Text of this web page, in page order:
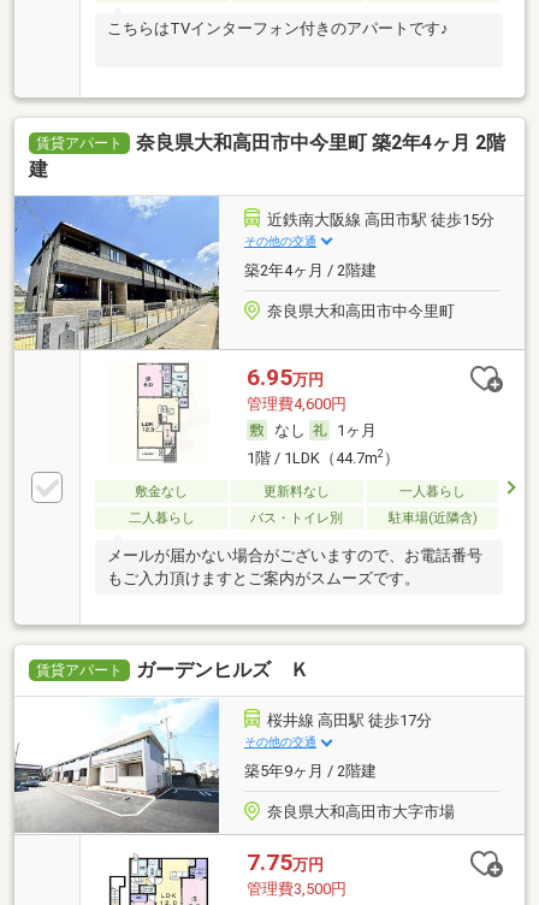
こちらはTVインターフォン付きのアパートです♪
賃貸アパート
奈良県大和高田市中今里町 築2年4ヶ月 2階
建
近鉄南大阪線 高田市駅 徒歩15分
その他の交通
築2年4ヶ月 / 2階建
奈良県大和高田市中今里町
6.95万円
管理費4,600円
なし
1ヶ月
1階 / 1LDK（44.7m2）
敷金なし 更新料なし
一人暮らし
二人暮らし
バス・トイレ別 駐車場(近隣含)
メールが届かない場合がございますので、お電話番号
もご入力頂けますとご案内がスムーズです。
賃貸アパート ガーデンヒルズ Ｋ
桜井線 高田駅 徒歩17分
その他の交通
築5年9ヶ月 / 2階建
奈良県大和高田市大字市場
7.75万円
管理費3,500円